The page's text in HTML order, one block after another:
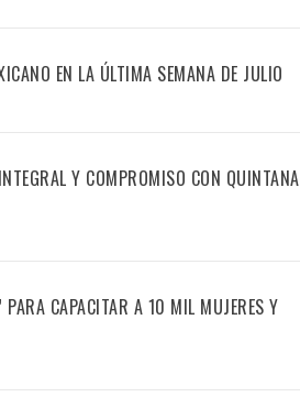
EN LA ÚLTIMA SEMANA DE JULIO
Y COMPROMISO CON QUINTANA
CAPACITAR A 10 MIL MUJERES Y